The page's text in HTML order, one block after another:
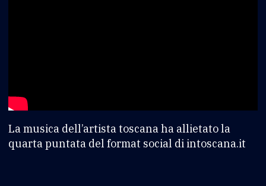
La musica dell’artista toscana ha allietato la
quarta puntata del format social di intoscana.it